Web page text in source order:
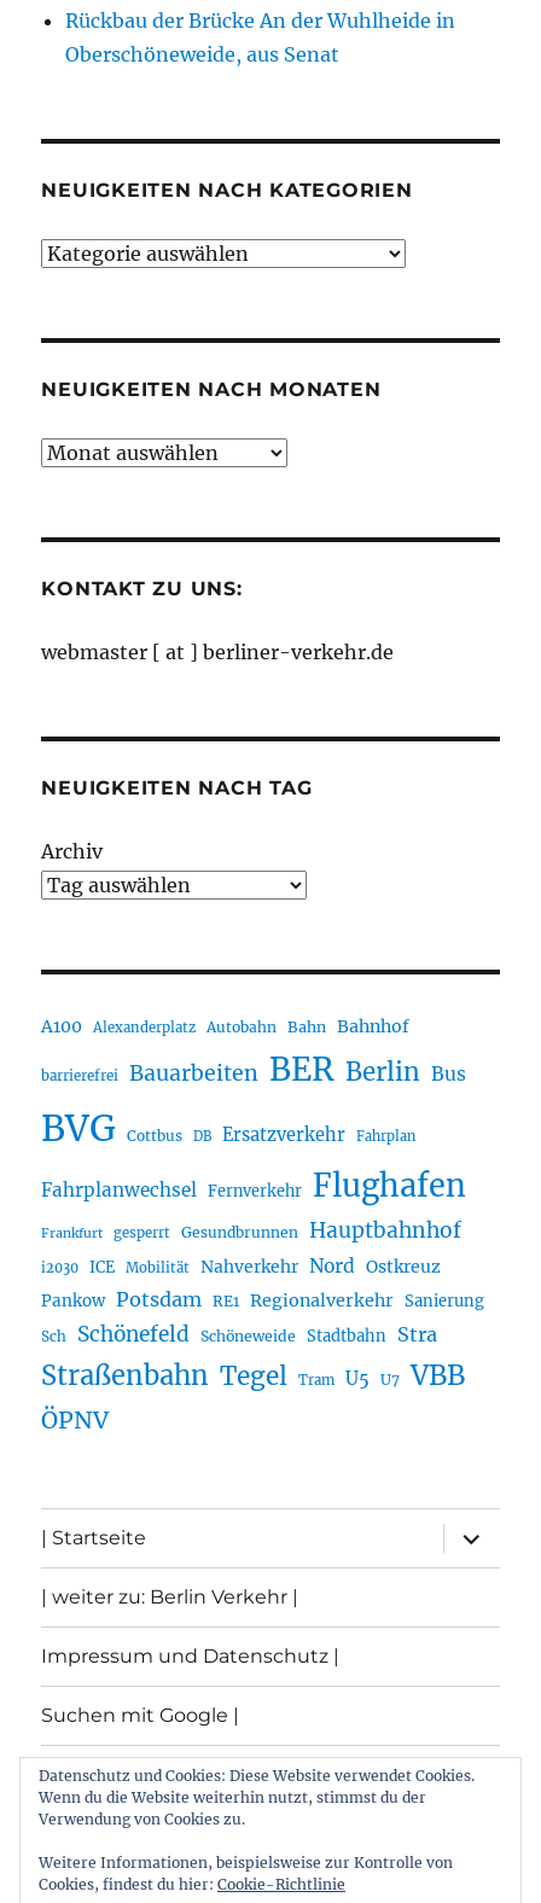
Rückbau der Brücke An der Wuhlheide in
Oberschöneweide, aus Senat
NEUIGKEITEN NACH KATEGORIEN
Neuigkeiten
NEUIGKEITEN NACH MONATEN
Neuigkeiten
KONTAKT ZU UNS:
webmaster [ at ] berliner-verkehr.de
NEUIGKEITEN NACH TAG
Archiv
A100 Alexanderplatz Autobahn Bahn Bahnhof
barrierefrei Bauarbeiten BER Berlin Bus
BVG Cottbus DB Ersatzverkehr Fahrplan
Fahrplanwechsel Fernverkehr Flughafen
Frankfurt gesperrt Gesundbrunnen Hauptbahnhof
i2030 ICE Mobilität Nahverkehr Nord Ostkreuz
Pankow Potsdam RE1 Regionalverkehr Sanierung
Sch Schönefeld Schöneweide Stadtbahn Stra
Straßenbahn Tegel Tram U5 U7 VBB
ÖPNV
| Startseite
öffnen
| weiter zu: Berlin Verkehr |
Impressum und Datenschutz |
Suchen mit Google |
Themen
Datenschutz und Cookies: Diese Website verwendet Cookies.
Wenn du die Website weiterhin nutzt, stimmst du der
Verwendung von Cookies zu.
Weitere Informationen, beispielsweise zur Kontrolle von
Cookies, findest du hier: Cookie-Richtlinie